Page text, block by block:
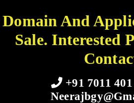
Domain And
Sale. Interested
+91 7011